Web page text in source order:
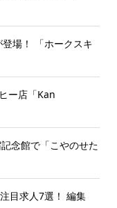
場！ 「ホークスキ
ー店「Kan
念館で「こやのせた
目求人7選！ 編集